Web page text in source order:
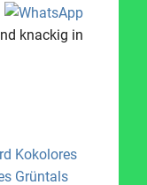
knackig in
Kokolores
Grüntals